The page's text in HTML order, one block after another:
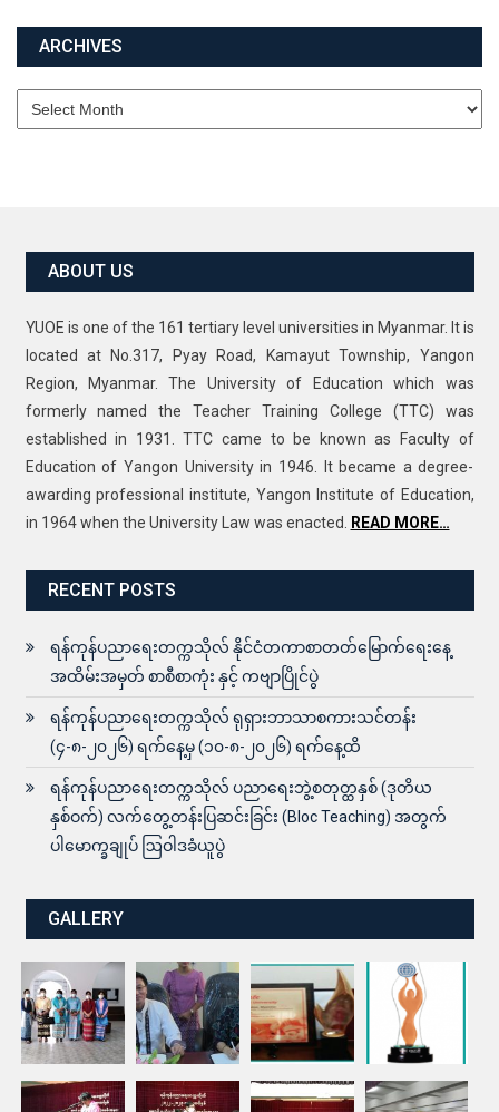
ARCHIVES
Archives
ABOUT US
YUOE is one of the 161 tertiary level universities in Myanmar. It is
located at No.317, Pyay Road, Kamayut Township, Yangon
Region, Myanmar. The University of Education which was
formerly named the Teacher Training College (TTC) was
established in 1931. TTC came to be known as Faculty of
Education of Yangon University in 1946. It became a degree-
awarding professional institute, Yangon Institute of Education,
in 1964 when the University Law was enacted.
READ MORE…
RECENT POSTS
ရန်ကုန်ပညာရေးတက္ကသိုလ် နိုင်ငံတကာစာတတ်မြောက်ရေးနေ့
အထိမ်းအမှတ် စာစီစာကုံး နှင့် ကဗျာပြိုင်ပွဲ
ရန်ကုန်ပညာရေးတက္ကသိုလ် ရုရှားဘာသာစကားသင်တန်း
(၄-၈-၂၀၂၆) ရက်နေ့မှ (၁၀-၈-၂၀၂၆) ရက်နေ့ထိ
ရန်ကုန်ပညာရေးတက္ကသိုလ် ပညာရေးဘွဲ့စတုတ္ထနှစ် (ဒုတိယ
နှစ်ဝက်) လက်တွေ့တန်းပြဆင်းခြင်း (Bloc Teaching) အတွက်
ပါမောက္ခချုပ် ဩဝါဒခံယူပွဲ
GALLERY